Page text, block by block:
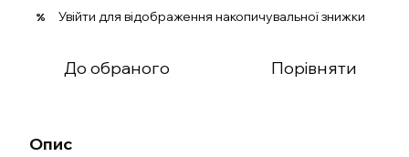
% Увійти для відображення накопичувальної знижки
До обраного Порівняти
Опис